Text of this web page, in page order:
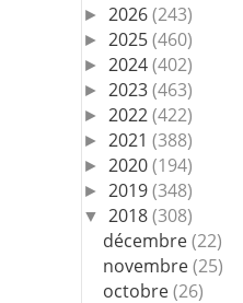
► 2026(243)
► 2025(460)
► 2024(402)
► 2023(463)
► 2022(422)
► 2021 (388)
► 2020(194)
► 2019(348)
▼ 2018(308)
décembre(22)
novembre(25)
octobre(26)